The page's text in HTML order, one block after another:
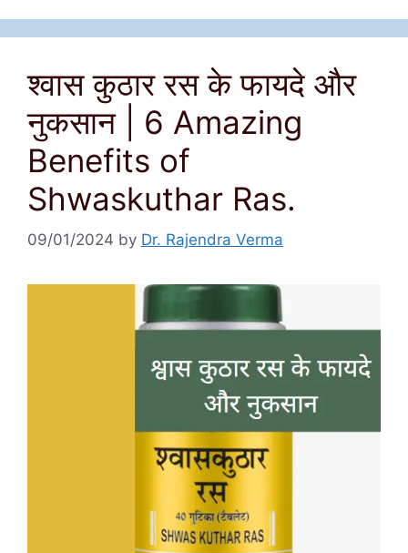
श्वास कुठार रस के फायदे और
नुकसान | 6 Amazing
Benefits of
Shwaskuthar Ras.
09/01/2024 by Dr. Rajendra Verma